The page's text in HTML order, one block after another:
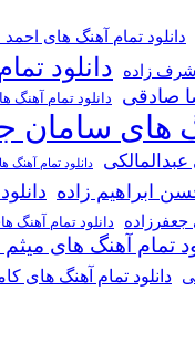
دانلود تمام آهنگ های
زاده دانلود
صادقی
دانلود تمام آهنگ
های سامان
دانلود تمام آهنگ
ابراهیم زاده
جعفرزاده دانلود تمام آهنگ
تمام آهنگ های میثم
دانلود تمام آهنگ های